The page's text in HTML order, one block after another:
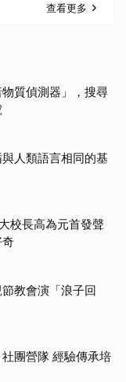
查看更多
質偵測器」，搜尋
人類語言相同的基
校長高為元首發聲
教會演「浪子回
團營隊 經驗傳承培